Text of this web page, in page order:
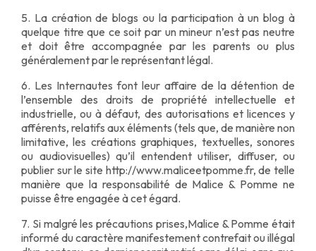
5. La création de blogs ou la participation à un blog à
quelque titre que ce soit par un mineur n’est pas neutre
et doit être accompagnée par les parents ou plus
généralement par le représentant légal.
6. Les Internautes font leur affaire de la détention de
l’ensemble des droits de propriété intellectuelle et
industrielle, ou à défaut, des autorisations et licences y
afférents, relatifs aux éléments (tels que, de manière non
limitative, les créations graphiques, textuelles, sonores
ou audiovisuelles) qu’il entendent utiliser, diffuser, ou
publier sur le site http://www.maliceetpomme.fr, de telle
manière que la responsabilité de Malice & Pomme ne
puisse être engagée à cet égard.
7. Si malgré les précautions prises,Malice & Pomme était
informé du caractère manifestement contrefait ou illégal